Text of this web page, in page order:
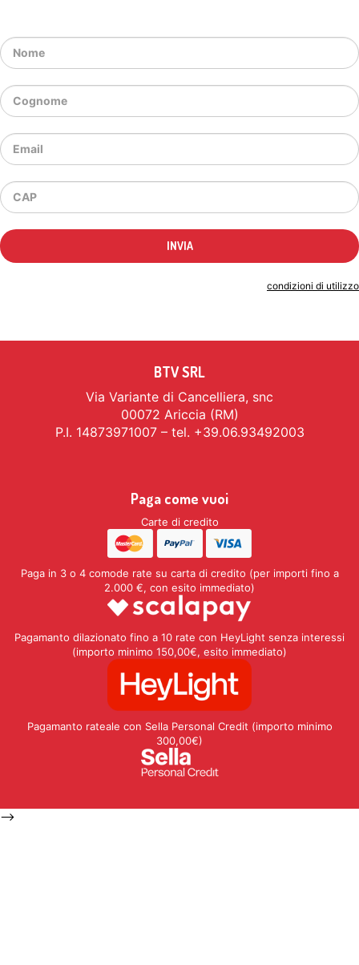
condizioni di utilizzo
BTV SRL
Via Variante di Cancelliera, snc
00072 Ariccia (RM)
P.I. 14873971007 – tel. +39.06.93492003
Paga come vuoi
Carte di credito
Paga in 3 o 4 comode rate su carta di credito (per importi fino a
2.000 €, con esito immediato)
Pagamanto dilazionato fino a 10 rate con HeyLight senza interessi
(importo minimo 150,00€, esito immediato)
Pagamanto rateale con Sella Personal Credit (importo minimo
300,00€)
-->